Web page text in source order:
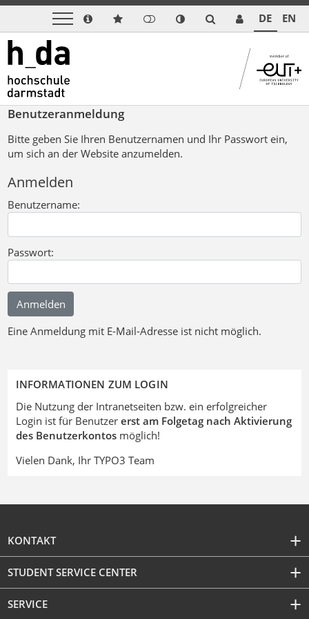
DE EN
Benutzeranmeldung
Bitte geben Sie Ihren Benutzernamen und Ihr Passwort ein,
um sich an der Website anzumelden.
Anmelden
Benutzername:
Passwort:
Eine Anmeldung mit E-Mail-Adresse ist nicht möglich.
INFORMATIONEN ZUM LOGIN
Die Nutzung der Intranetseiten bzw. ein erfolgreicher
Login ist für Benutzer erst am Folgetag nach Aktivierung
des Benutzerkontosmöglich!
Vielen Dank, Ihr TYPO3 Team
KONTAKT
STUDENT SERVICE CENTER
SERVICE